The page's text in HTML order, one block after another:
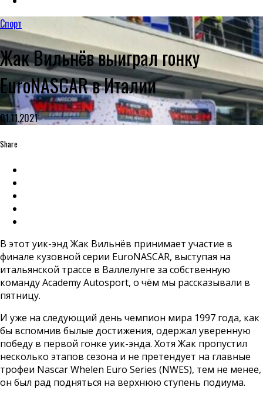
Спорт
Жак Вильнёв выиграл гонку
EuroNASCAR в Италии
01.11.2021
Share
В этот уик-энд Жак Вильнёв принимает участие в
финале кузовной серии EuroNASCAR, выступая на
итальянской трассе в Валлелунге за собственную
команду Academy Autosport, о чём мы рассказывали в
пятницу.
И уже на следующий день чемпион мира 1997 года, как
бы вспомнив былые достижения, одержал уверенную
победу в первой гонке уик-энда. Хотя Жак пропустил
несколько этапов сезона и не претендует на главные
трофеи Nascar Whelen Euro Series (NWES), тем не менее,
он был рад подняться на верхнюю ступень подиума.